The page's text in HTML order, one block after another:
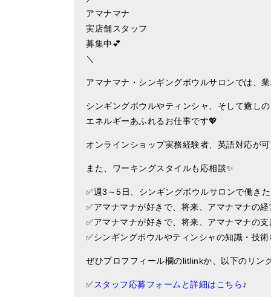
アマナマナ
実店舗スタッフ
募集中💕
＼
アマナマナ・シンギングボウルサロンでは、
シンギングボウルやティンシャ、そして癒し
エネルギーあふれるお仕事です💖
オンラインショップ実務経験者、英語対応が
また、ワーキングスタイルも応相談✨
✅週3～5日、シンギングボウルサロンで働き
✅アマナマナが好きで、将来、アマナマナの
✅アマナマナが好きで、将来、アマナマナの
✅シンギングボウルやティンシャの知識・技
ぜひプロフフィール欄のlitlinkか、以下のリン
✅スタッフ応募フォームと詳細はこちら♪